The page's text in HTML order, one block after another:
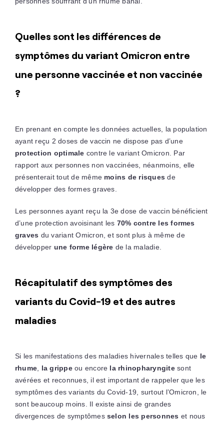
Quelles sont les différences de
symptômes du variant Omicron entre
une personne vaccinée et non vaccinée
?
En prenant en compte les données actuelles, la population
ayant reçu 2 doses de vaccin ne dispose pas d’une
protection optimale contre le variant Omicron. Par
rapport aux personnes non vaccinées, néanmoins, elle
présenterait tout de même moins de risques de
développer des formes graves.
Les personnes ayant reçu la 3e dose de vaccin bénéficient
d’une protection avoisinant les 70% contre les formes
graves du variant Omicron, et sont plus à même de
développer une forme légère de la maladie.
Récapitulatif des symptômes des
variants du Covid-19 et des autres
maladies
Si les manifestations des maladies hivernales telles que le
rhume
la grippeou encore la rhinopharyngitesont
avérées et reconnues, il est important de rappeler que les
symptômes des variants du Covid-19, surtout l’Omicron, le
sont beaucoup moins. Il existe ainsi de grandes
divergences de symptômes selon les personnes et nous